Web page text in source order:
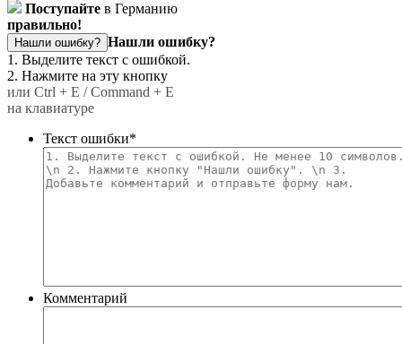
Поступайте в Германию
правильно!
Нашли ошибку? Нашли ошибку?
1. Выделите текст с ошибкой.
2. Нажмите на эту кнопку
или Ctrl + E / Command + E
на клавиатуре
Текст ошибки*
Комментарий